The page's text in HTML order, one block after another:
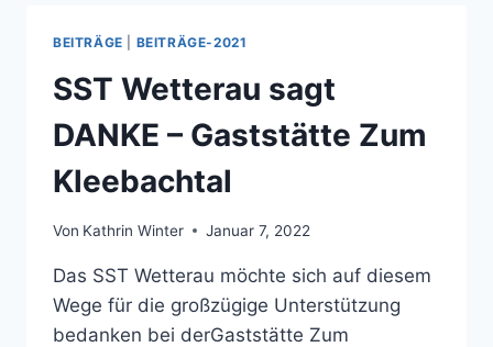
SPEDITION
GMBH
BEITRÄGE BEITRÄGE-2021
SST Wetterau sagt
DANKE – Gaststätte Zum
Kleebachtal
Von Kathrin Winter Januar 7, 2022
Das SST Wetterau möchte sich auf diesem
Wege für die großzügige Unterstützung
bedanken bei derGaststätte Zum